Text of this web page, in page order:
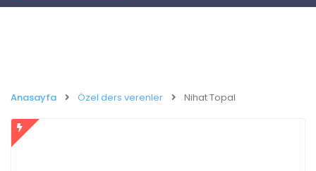
Anasayfa Özel ders verenler Nihat Topal